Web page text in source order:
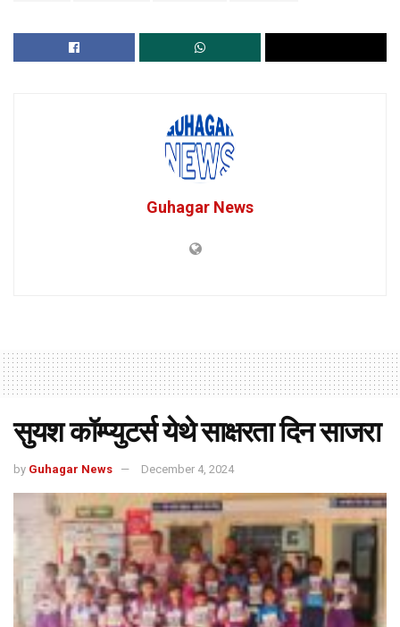
Guhagar News
सुयश कॉम्प्युटर्स येथे साक्षरता दिन साजरा
by Guhagar News December 4, 2024